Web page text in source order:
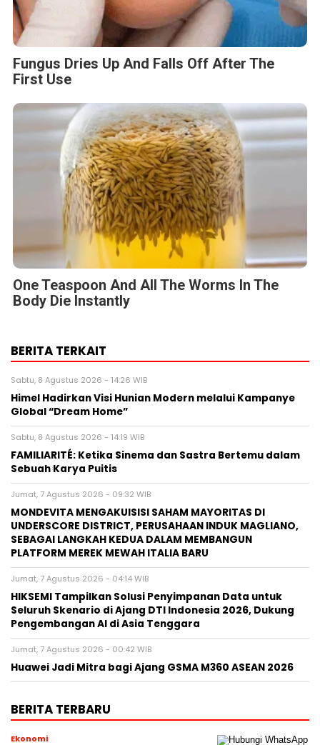
Fungus Dries Up And Falls Off After The
First Use
One Teaspoon And All The Worms In The
Body Die Instantly
BERITA TERKAIT
Sabtu, 8 Agustus 2026 - 14:26 WIB
Himel Hadirkan Visi Hunian Modern melalui Kampanye
Global “Dream Home”
Sabtu, 8 Agustus 2026 - 14:19 WIB
FAMILIARITÉ: Ketika Sinema dan Sastra Bertemu dalam
Sebuah Karya Puitis
Jumat, 7 Agustus 2026 - 09:32 WIB
MONDEVITA MENGAKUISISI SAHAM MAYORITAS DI
UNDERSCORE DISTRICT, PERUSAHAAN INDUK MAGLIANO,
SEBAGAI LANGKAH KEDUA DALAM MEMBANGUN
PLATFORM MEREK MEWAH ITALIA BARU
Jumat, 7 Agustus 2026 - 04:14 WIB
HIKSEMI Tampilkan Solusi Penyimpanan Data untuk
Seluruh Skenario di Ajang DTI Indonesia 2026, Dukung
Pengembangan AI di Asia Tenggara
Jumat, 7 Agustus 2026 - 00:42 WIB
Huawei Jadi Mitra bagi Ajang GSMA M360 ASEAN 2026
BERITA TERBARU
Ekonomi